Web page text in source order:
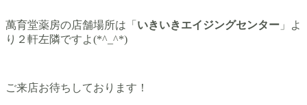
萬育堂薬房の店舗場所は「 いきいきエイジングセンター 」よ
り２軒左隣ですよ(*^_^*)
ご来店お待ちしております！